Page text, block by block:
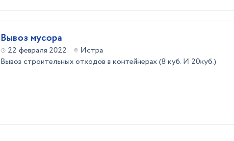
Вывоз мусора
22 февраля 2022
Истра
Вывоз строительных отходов в контейнерах (8 куб. И 20куб.)